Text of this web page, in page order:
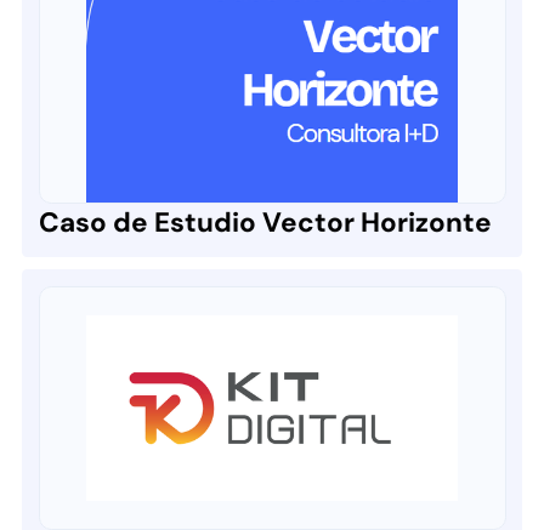
Caso de Estudio Vector Horizonte